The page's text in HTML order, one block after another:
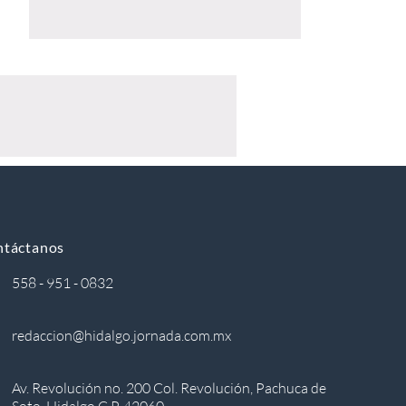
558 - 951 - 0832
redaccion@hidalgo.jornada.com.mx
Av. Revolución no. 200 Col. Revolución, Pachuca de